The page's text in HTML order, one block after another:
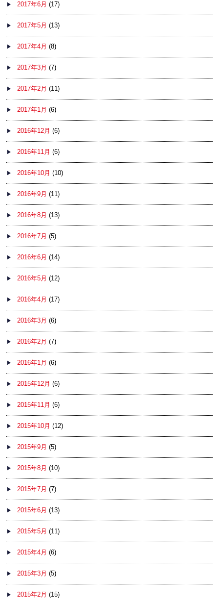
2017年6月 (17)
2017年5月 (13)
2017年4月 (8)
2017年3月 (7)
2017年2月 (11)
2017年1月 (6)
2016年12月 (6)
2016年11月 (6)
2016年10月 (10)
2016年9月 (11)
2016年8月 (13)
2016年7月 (5)
2016年6月 (14)
2016年5月 (12)
2016年4月 (17)
2016年3月 (6)
2016年2月 (7)
2016年1月 (6)
2015年12月 (6)
2015年11月 (6)
2015年10月 (12)
2015年9月 (5)
2015年8月 (10)
2015年7月 (7)
2015年6月 (13)
2015年5月 (11)
2015年4月 (6)
2015年3月 (5)
2015年2月 (15)